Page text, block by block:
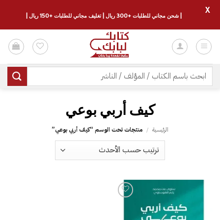
للمحتوى
البحث
عن:
كيف أربي بوعي
الرئيسية / منتجات تحت الوسم “كيف أربي بوعي”
| شحن مجاني للطلبات +300 ريال | تغليف مجاني للطلبات +150 ريال |
X